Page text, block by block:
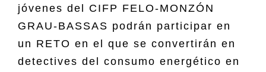
jóvenes del CIFP FELO-MONZÓN
GRAU-BASSAS podrán participar en
un RETO en el que se convertirán en
detectives del consumo energético en